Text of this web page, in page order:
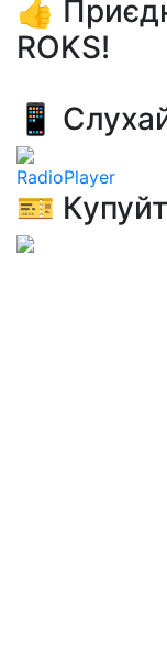
👍
ROKS!
📱
RadioPlayer
🎫